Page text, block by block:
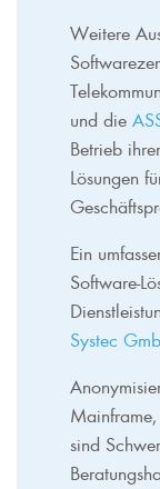
Weitere
und die
Betrieb
Lösungen
Ein
Software-
Systec
sind